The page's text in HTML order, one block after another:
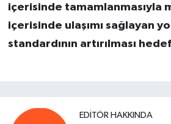
içerisinde tamamlanmasıyla
içerisinde ulaşımı sağlayan
standardının artırılması
EDITÖR HAKKINDA